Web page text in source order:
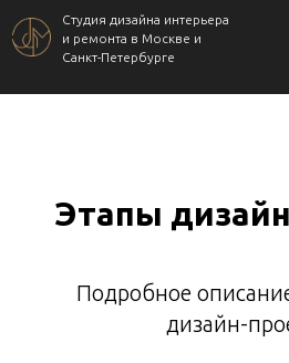
Студия дизайна интерьера
и ремонта в Москве и
Санкт-Петербурге
Этапы
Подробное
дизайн-